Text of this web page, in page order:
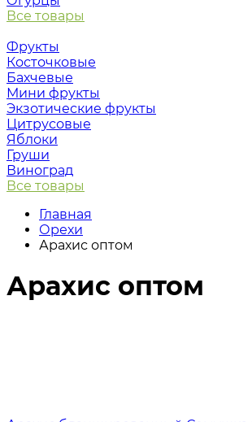
Все товары
Фрукты
Косточковые
Бахчевые
Мини фрукты
Экзотические фрукты
Цитрусовые
Яблоки
Груши
Виноград
Все товары
Главная
Орехи
Арахис оптом
Арахис оптом